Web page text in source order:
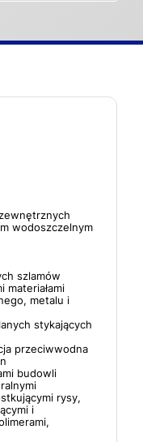
wodoszczelnym
szlamów
materiałami
metalu i
stykających
przeciwwodna
budowli
rysy,
i